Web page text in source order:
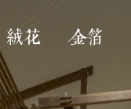
絨花 金箔